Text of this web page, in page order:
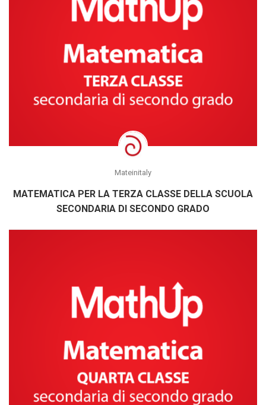
Mateinitaly
MATEMATICA PER LA TERZA CLASSE DELLA SCUOLA
SECONDARIA DI SECONDO GRADO